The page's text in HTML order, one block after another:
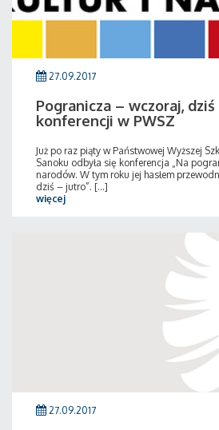
27.09.2017
Pogranicza – wczoraj,
konferencji w PWSZ
Już po raz piąty w Państwowej Wyższej
Sanoku odbyła się konferencja „Na
narodów. W tym roku jej hasłem
dziś – jutro”. [...]
więcej
27.09.2017